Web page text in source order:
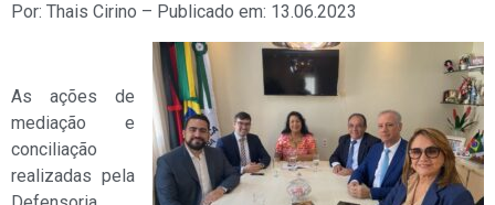
Por: Thais Cirino – Publicado em: 13.06.2023
As ações de
mediação e
conciliação
realizadas pela